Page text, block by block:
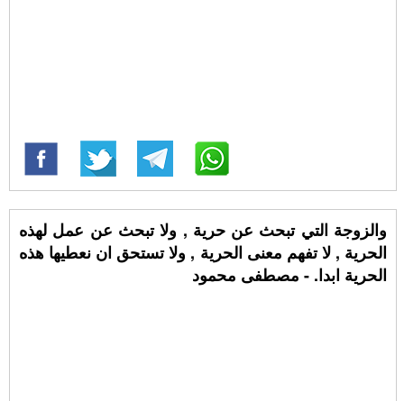
والزوجة التي تبحث عن حرية , ولا تبحث عن عمل لهذه
الحرية , لا تفهم معنى الحرية , ولا تستحق ان نعطيها هذه
الحرية ابدا. - مصطفى محمود